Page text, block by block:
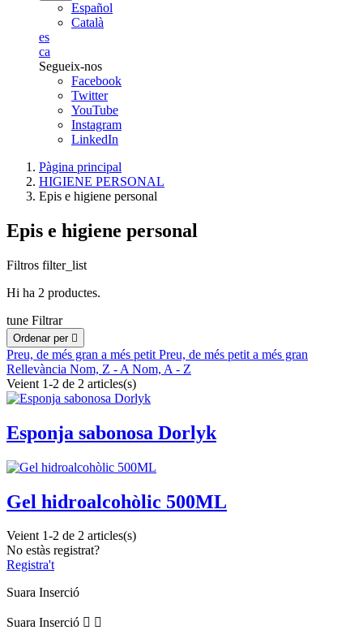
Español
Català
es
ca
Segueix-nos
Facebook
Twitter
YouTube
Instagram
LinkedIn
Pàgina principal
HIGIENE PERSONAL
Epis e higiene personal
Epis e higiene personal
Filtros filter_list
Hi ha 2 productes.
tune Filtrar
Ordenar per 
Preu, de més gran a més petit Preu, de més petit a més gran
Rellevància Nom, Z - A Nom, A - Z
Veient 1-2 de 2 articles(s)
Esponja sabonosa Dorlyk
Gel hidroalcohòlic 500ML
Veient 1-2 de 2 articles(s)
No estàs registrat?
Registra't
Suara Inserció
Suara Inserció  